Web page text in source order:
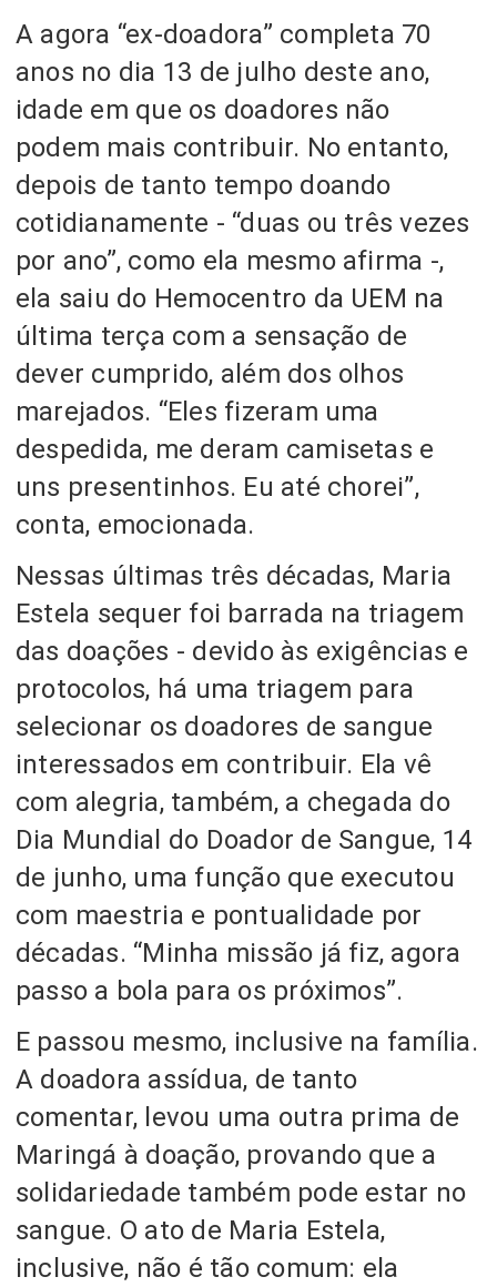
A agora “ex-doadora” completa 70
anos no dia 13 de julho deste ano,
idade em que os doadores não
podem mais contribuir. No entanto,
depois de tanto tempo doando
cotidianamente - “duas ou três vezes
por ano”, como ela mesmo afirma -,
ela saiu do Hemocentro da UEM na
última terça com a sensação de
dever cumprido, além dos olhos
marejados. “Eles fizeram uma
despedida, me deram camisetas e
uns presentinhos. Eu até chorei”,
conta, emocionada.
Nessas últimas três décadas, Maria
Estela sequer foi barrada na triagem
das doações - devido às exigências e
protocolos, há uma triagem para
selecionar os doadores de sangue
interessados em contribuir. Ela vê
com alegria, também, a chegada do
Dia Mundial do Doador de Sangue, 14
de junho, uma função que executou
com maestria e pontualidade por
décadas. “Minha missão já fiz, agora
passo a bola para os próximos”.
E passou mesmo, inclusive na família.
A doadora assídua, de tanto
comentar, levou uma outra prima de
Maringá à doação, provando que a
solidariedade também pode estar no
sangue. O ato de Maria Estela,
inclusive, não é tão comum: ela